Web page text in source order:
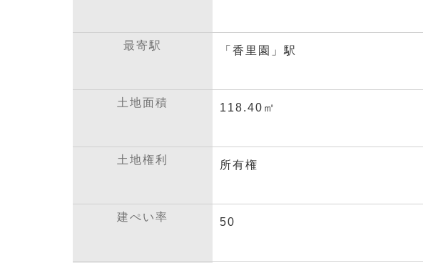
最寄駅 「香里園」駅
土地面積 118.40㎡
土地権利 所有権
建ぺい率 50